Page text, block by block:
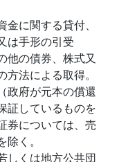
に関する貸付、
は手形の引受
他の債券、株式又
法による取得。
政府が元本の償還
証しているものを
券については、売
く。
しくは地方公共団